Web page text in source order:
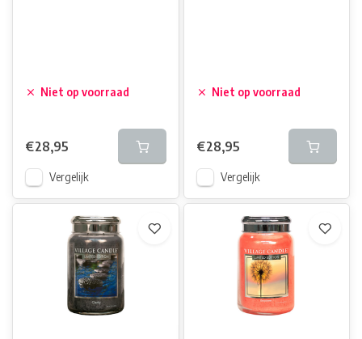
Niet op voorraad
€28,95
Vergelijk
Niet op voorraad
€28,95
Vergelijk